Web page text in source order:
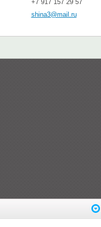
+7 917 157 29 57
shina3@mail.ru